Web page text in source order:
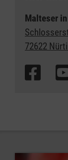
Malteser
72622